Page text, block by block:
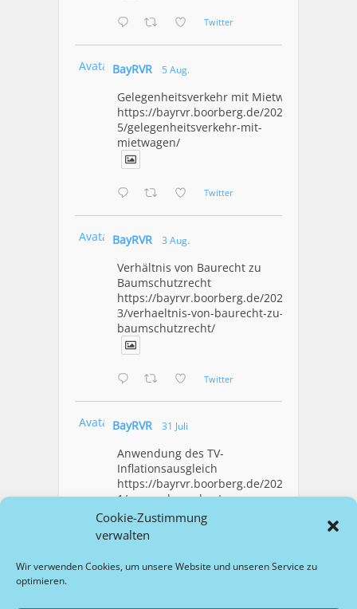
Cookie-Zustimmung
verwalten
Wir verwenden Cookies, um unsere Website und unseren Service zu
optimieren.
Twitter
Avatar BayRVR 5 Aug.
Gelegenheitsverkehr mit Mietwagen
https://bayrvr.boorberg.de/2026/08/0
5/gelegenheitsverkehr-mit-
mietwagen/
Twitter
Avatar BayRVR 3 Aug.
Verhältnis von Baurecht zu
Baumschutzrecht
https://bayrvr.boorberg.de/2026/08/0
3/verhaeltnis-von-baurecht-zu-
baumschutzrecht/
Twitter
Avatar BayRVR 31 Juli
Anwendung des TV-
Inflationsausgleich
https://bayrvr.boorberg.de/2026/07/3
1/anwendung-des-tv-
inflationsausgleich/
1 Twitter